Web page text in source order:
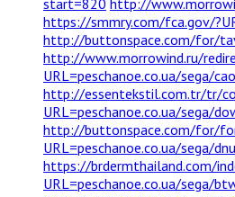
https://smmry.com/fca.gov/
http://buttonspace.com/for/
http://www.morrowind.ru/
URL=peschanoe.co.ua/sega/
http://essentekstil.com.tr/tr/
URL=peschanoe.co.ua/sega/
http://buttonspace.com/for/
URL=peschanoe.co.ua/sega/
https://brdermthailand.com/
URL=peschanoe.co.ua/sega/